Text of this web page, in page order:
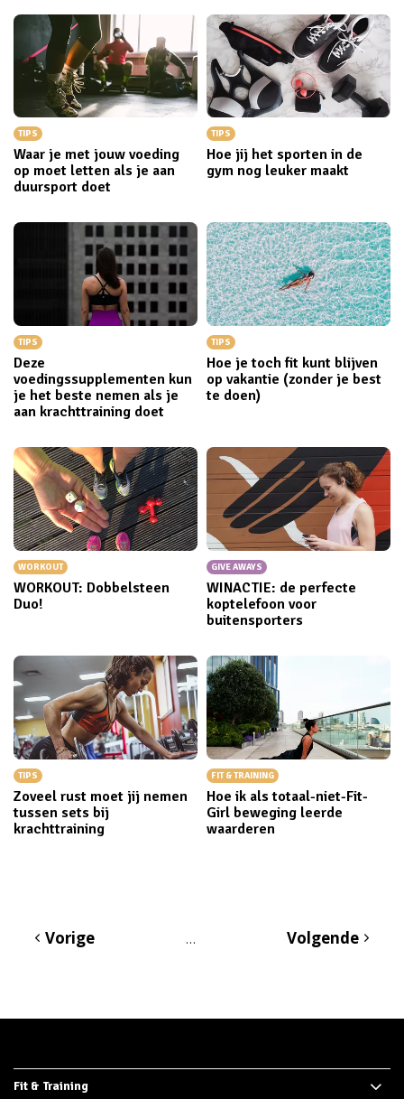
TIPS
Waar je met jouw voeding
op moet letten als je aan
duursport doet
TIPS
Hoe jij het sporten in de
gym nog leuker maakt
TIPS
Deze
voedingssupplementen kun
je het beste nemen als je
aan krachttraining doet
TIPS
Hoe je toch fit kunt blijven
op vakantie (zonder je best
te doen)
WORKOUT
WORKOUT: Dobbelsteen
Duo!
GIVE AWAYS
WINACTIE: de perfecte
koptelefoon voor
buitensporters
TIPS
Zoveel rust moet jij nemen
tussen sets bij
krachttraining
FIT & TRAINING
Hoe ik als totaal-niet-Fit-
Girl beweging leerde
waarderen
Vorige … Volgende
Fit & Training